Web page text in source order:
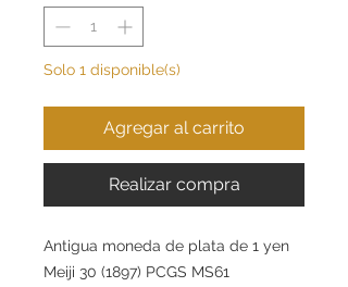
Solo 1 disponible(s)
Agregar al carrito
Realizar compra
Antigua moneda de plata de 1 yen
Meiji 30 (1897) PCGS MS61